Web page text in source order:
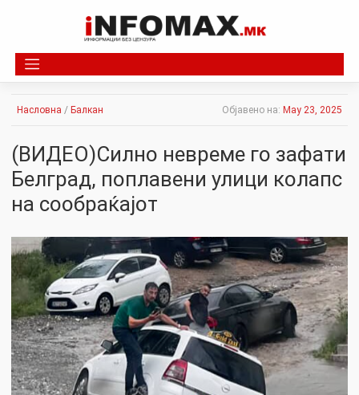
Насловна / Балкан Објавено на: May 23, 2025
(ВИДЕО)Силно невреме го зафати
Белград, поплавени улици колапс
на сообраќајот